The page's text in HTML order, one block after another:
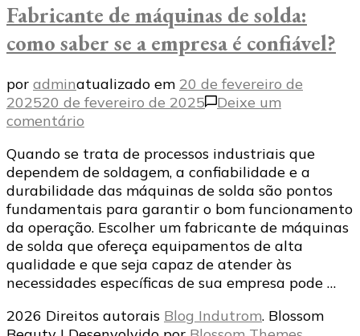
Fabricante de máquinas de solda:
como saber se a empresa é confiável?
por adminatualizado em 20 de fevereiro de
202520 de fevereiro de 2025
Deixe um
comentário
de
máquinas
de
solda:
como
saber
se
a
é
Quando se trata de processos industriais que
dependem de soldagem, a confiabilidade e a
durabilidade das máquinas de solda são pontos
fundamentais para garantir o bom funcionamento
da operação. Escolher um fabricante de máquinas
de solda que ofereça equipamentos de alta
qualidade e que seja capaz de atender às
necessidades específicas de sua empresa pode …
2026 Direitos autorais Blog Indutrom. Blossom